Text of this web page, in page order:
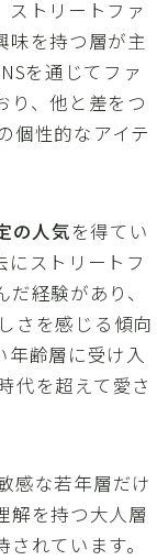
ストリートファ
味を持つ層が主
を通じてファ
り、他と差をつ
個性的なアイテ
の人気を得てい
にストリートフ
経験があり、
さを感じる傾向
年齢層に受け入
代を超えて愛さ
感な若年層だけ
解を持つ大人層
れています。